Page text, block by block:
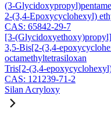
(3-
2-(3,4-Epoxycyclohexyl)
CAS: 65842-29-7
[3-
3,5-Bis[2-(3,4-
octamethyltetrasiloxan
Tris[2-(3,4-
CAS: 121239-71-2
Silan Acryloxy